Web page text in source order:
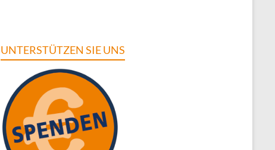
UNTERSTÜTZEN SIE UNS